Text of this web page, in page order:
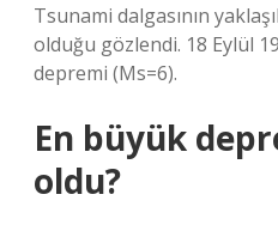
Tsunami dalgasının
olduğu gözlendi. 18 Eylül
depremi (Ms=6).
En büyük
oldu?